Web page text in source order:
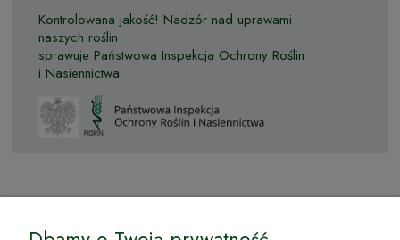
Kontrolowana jakość! Nadzór nad uprawami
naszych roślin
sprawuje Państwowa Inspekcja Ochrony Roślin
i Nasiennictwa